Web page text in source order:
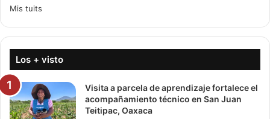
Mis tuits
Los + visto
Visita a parcela de aprendizaje fortalece el
acompañamiento técnico en San Juan
Teitipac, Oaxaca